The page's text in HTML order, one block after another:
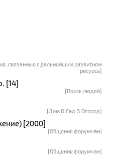
связанные с дальнейшим развитием
ресурса]
[14]
[Поиск людей]
[Дом & Сад & Огород]
[2000]
[Общение форумчан]
[Общение форумчан]